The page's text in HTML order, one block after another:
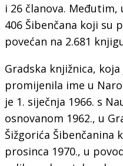
i 26 članova. Međutim,
406 Šibenčana koji su
povećan na 2.681
Gradska knjižnica,
promijenila ime u
je 1. siječnja 1966. s
osnovanom 1962., u
Šižgorića Šibenčanina
prosinca 1970., u